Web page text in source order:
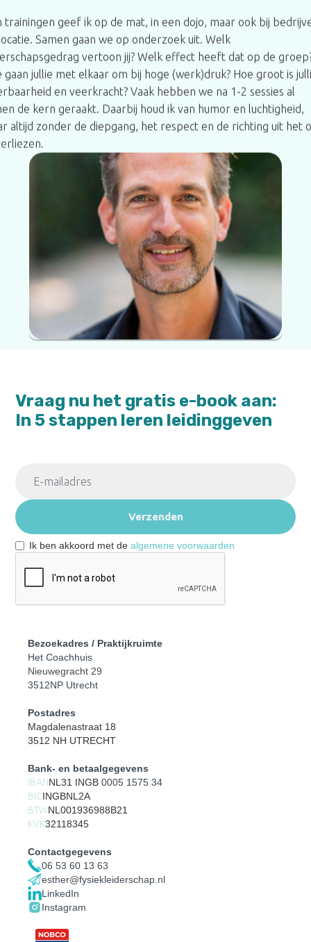
trainingen geef ik op de mat, in een dojo, maar ook bij
Samen gaan we op onderzoek uit. Welk
vertoon jij? Welk effect heeft dat op de
gaan jullie met elkaar om bij hoge (werk)druk? Hoe groot is
en veerkracht? Vaak hebben we na 1-2 sessies al
de kern geraakt. Daarbij houd ik van humor en luchtigheid,
altijd zonder de diepgang, het respect en de richting uit het
Vraag nu het gratis e-book aan:
In 5 stappen leren leidinggeven
Ik ben akkoord met dealgemene voorwaarden
Bezoekadres / Praktijkruimte
Het Coachhuis
Nieuwegracht 29
3512NP Utrecht
Postadres
Magdalenastraat 18
3512 NH UTRECHT
Bank- en betaalgegevens
IBANNL31 INGB 0005 1575 34
BICINGBNL2A
BTWNL001936988B21
KVK32118345
Contactgegevens
06 53 60 13 63
esther@fysiekleiderschap.nl
LinkedIn
Instagram